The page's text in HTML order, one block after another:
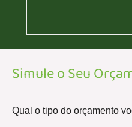
Simule o Seu
Qual o tipo do orçamento